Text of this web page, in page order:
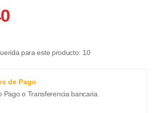
para este producto: 10
de Pago
Pago o Transferencia bancaria.